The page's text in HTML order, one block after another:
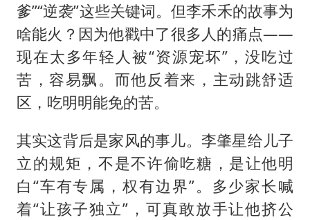
爹”“逆袭”这些关键词。但李禾禾的故事为
啥能火？因为他戳中了很多人的痛点——
现在太多年轻人被“资源宠坏”，没吃过
苦，容易飘。而他反着来，主动跳舒适
区，吃明明能免的苦。
其实这背后是家风的事儿。李肇星给儿子
立的规矩，不是不许偷吃糖，是让他明
白“车有专属，权有边界”。多少家长喊
着“让孩子独立”，可真敢放手让他挤公